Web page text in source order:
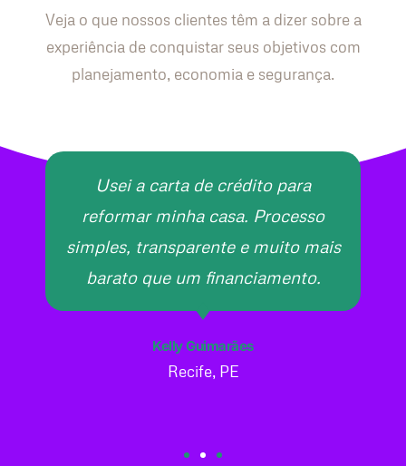
Veja o que nossos clientes têm a dizer sobre a
experiência de conquistar seus objetivos com
planejamento, economia e segurança.
Usei a carta de crédito para
reformar minha casa. Processo
simples, transparente e muito mais
barato que um financiamento.
Kelly Guimarães
Recife, PE